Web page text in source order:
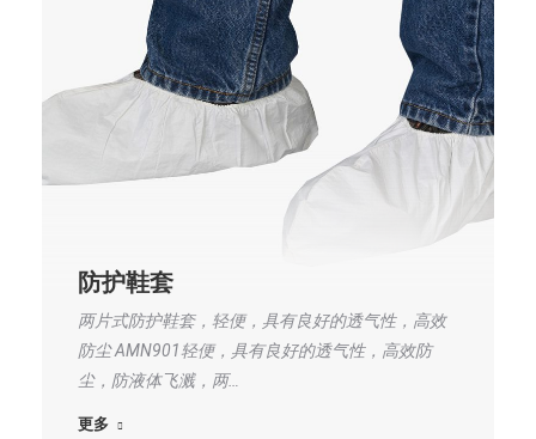
防护鞋套
两片式防护鞋套，轻便，具有良好的透气性，高效
防尘 AMN901轻便，具有良好的透气性，高效防
尘，防液体飞溅，两…
更多